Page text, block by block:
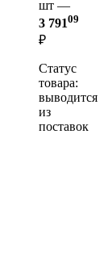
шт —
3 79109
₽
Статус
товара:
выводится
из
поставок